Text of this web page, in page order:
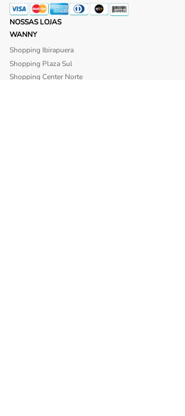
NOSSAS LOJAS
WANNY
Shopping Ibirapuera
Shopping Plaza Sul
Shopping Center Norte